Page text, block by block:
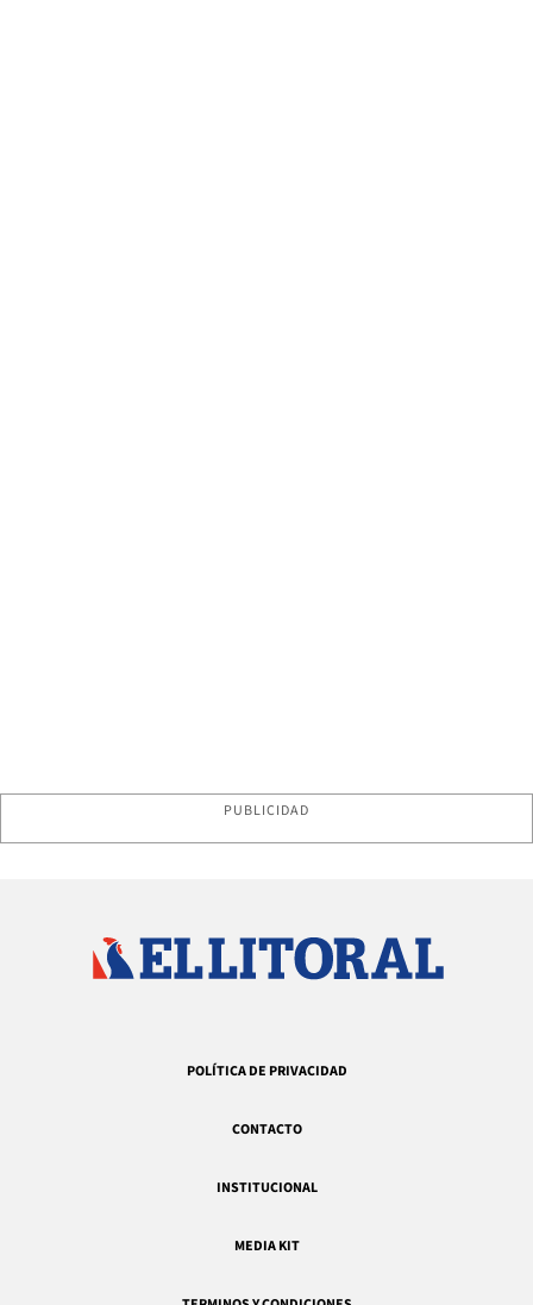
PUBLICIDAD
POLÍTICA DE PRIVACIDAD
CONTACTO
INSTITUCIONAL
MEDIA KIT